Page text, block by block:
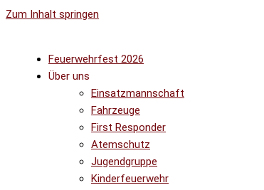
Zum Inhalt springen
Feuerwehrfest 2026
Über uns
Einsatzmannschaft
Fahrzeuge
First Responder
Atemschutz
Jugendgruppe
Kinderfeuerwehr